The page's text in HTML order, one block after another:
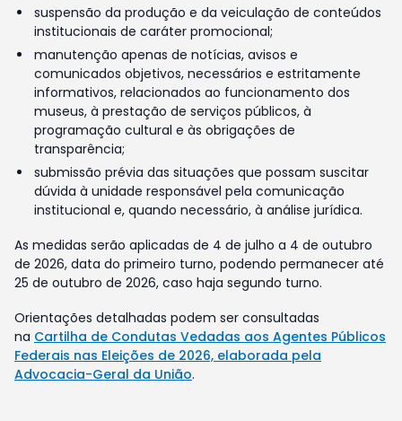
suspensão da produção e da veiculação de conteúdos
institucionais de caráter promocional;
manutenção apenas de notícias, avisos e
comunicados objetivos, necessários e estritamente
informativos, relacionados ao funcionamento dos
museus, à prestação de serviços públicos, à
programação cultural e às obrigações de
transparência;
submissão prévia das situações que possam suscitar
dúvida à unidade responsável pela comunicação
institucional e, quando necessário, à análise jurídica.
As medidas serão aplicadas de 4 de julho a 4 de outubro
de 2026, data do primeiro turno, podendo permanecer até
25 de outubro de 2026, caso haja segundo turno.
Orientações detalhadas podem ser consultadas
na Cartilha de Condutas Vedadas aos Agentes Públicos
Federais nas Eleições de 2026, elaborada pela
Advocacia-Geral da União.